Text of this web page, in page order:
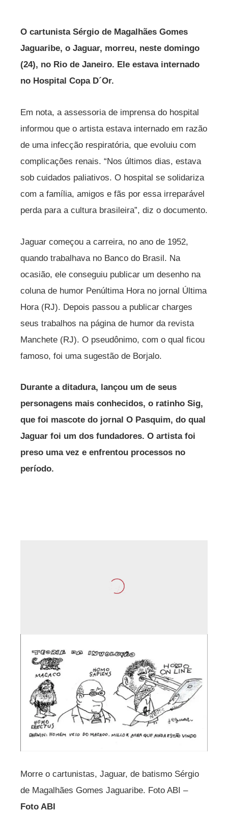
O cartunista Sérgio de Magalhães Gomes
Jaguaribe, o Jaguar, morreu, neste domingo
(24), no Rio de Janeiro. Ele estava internado
no Hospital Copa D´Or.
Em nota, a assessoria de imprensa do hospital
informou que o artista estava internado em razão
de uma infecção respiratória, que evoluiu com
complicações renais. “Nos últimos dias, estava
sob cuidados paliativos. O hospital se solidariza
com a família, amigos e fãs por essa irreparável
perda para a cultura brasileira”, diz o documento.
Jaguar começou a carreira, no ano de 1952,
quando trabalhava no Banco do Brasil. Na
ocasião, ele conseguiu publicar um desenho na
coluna de humor Penúltima Hora no jornal Última
Hora (RJ). Depois passou a publicar charges
seus trabalhos na página de humor da revista
Manchete (RJ). O pseudônimo, com o qual ficou
famoso, foi uma sugestão de Borjalo.
Durante a ditadura, lançou um de seus
personagens mais conhecidos, o ratinho Sig,
que foi mascote do jornal O Pasquim, do qual
Jaguar foi um dos fundadores. O artista foi
preso uma vez e enfrentou processos no
período.
Morre o cartunistas, Jaguar, de batismo Sérgio
de Magalhães Gomes Jaguaribe. Foto ABI –
Foto ABI